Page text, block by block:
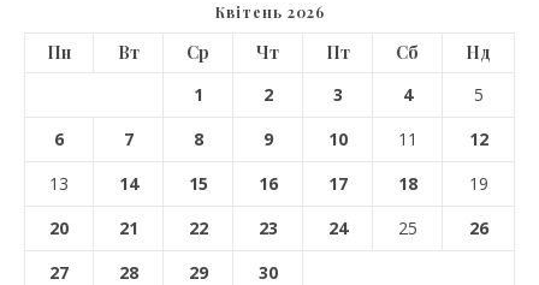
Квітень 2026
Пн Вт Ср Чт Пт Сб
Нд
1
2 3 4
5
6
7 8 9 10 11
12
13
14 15 16 17 18
19
20
21 22 23 24 25
26
27
28 29 30